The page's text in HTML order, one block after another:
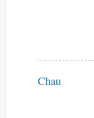
Chau